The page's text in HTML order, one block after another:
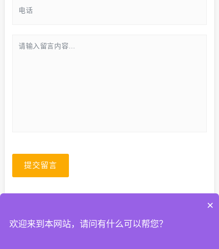
提交留言
×
欢迎来到本网站，请问有什么可以帮您？